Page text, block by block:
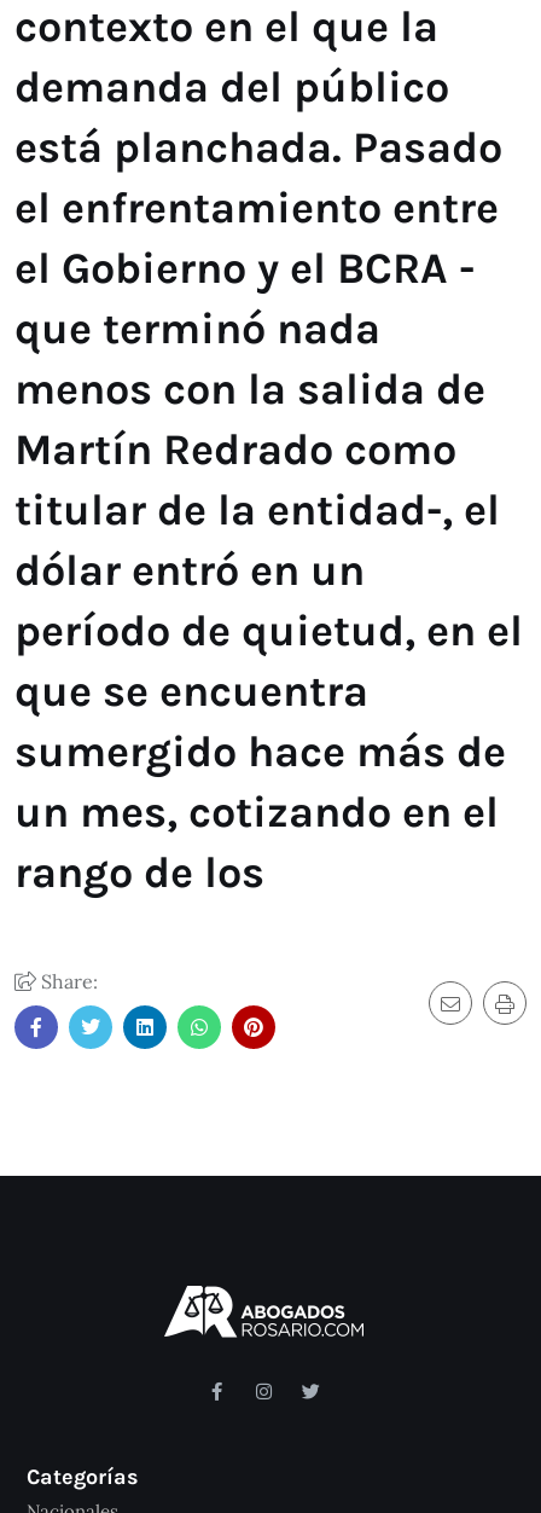
contexto en el que la
demanda del público
está planchada. Pasado
el enfrentamiento entre
el Gobierno y el BCRA -
que terminó nada
menos con la salida de
Martín Redrado como
titular de la entidad-, el
dólar entró en un
período de quietud, en el
que se encuentra
sumergido hace más de
un mes, cotizando en el
rango de los
Share:
Categorías